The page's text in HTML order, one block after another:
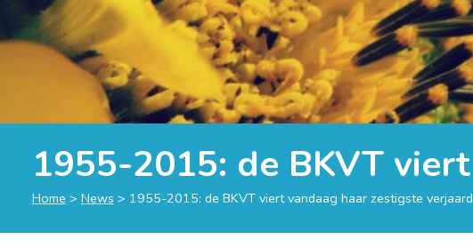
1955-2015: de BKVT
Home > News > 1955-2015: de BKVT viert vandaag haar zestigste